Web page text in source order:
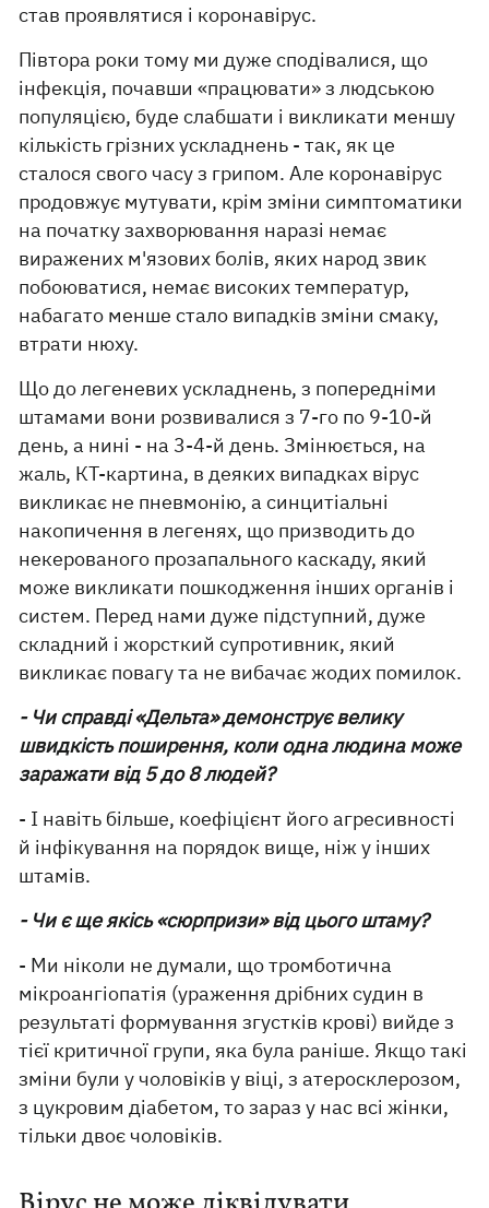
став проявлятися і коронавірус.
Півтора роки тому ми дуже сподівалися, що
інфекція, почавши «працювати» з людською
популяцією, буде слабшати і викликати меншу
кількість грізних ускладнень - так, як це
сталося свого часу з грипом. Але коронавірус
продовжує мутувати, крім зміни симптоматики
на початку захворювання наразі немає
виражених м'язових болів, яких народ звик
побоюватися, немає високих температур,
набагато менше стало випадків зміни смаку,
втрати нюху.
Що до легеневих ускладнень, з попередніми
штамами вони розвивалися з 7-го по 9-10-й
день, а нині - на 3-4-й день. Змінюється, на
жаль, КТ-картина, в деяких випадках вірус
викликає не пневмонію, а синцитіальні
накопичення в легенях, що призводить до
некерованого прозапального каскаду, який
може викликати пошкодження інших органів і
систем. Перед нами дуже підступний, дуже
складний і жорсткий супротивник, який
викликає повагу та не вибачає жодих помилок.
- Чи справді «Дельта» демонструє велику
швидкість поширення, коли одна людина може
заражати від 5 до 8 людей?
- І навіть більше, коефіцієнт його агресивності
й інфікування на порядок вище, ніж у інших
штамів.
- Чи є ще якісь «сюрпризи» від цього штаму?
- Ми ніколи не думали, що тромботична
мікроангіопатія (ураження дрібних судин в
результаті формування згустків крові) вийде з
тієї критичної групи, яка була раніше. Якщо такі
зміни були у чоловіків у віці, з атеросклерозом,
з цукровим діабетом, то зараз у нас всі жінки,
тільки двоє чоловіків.